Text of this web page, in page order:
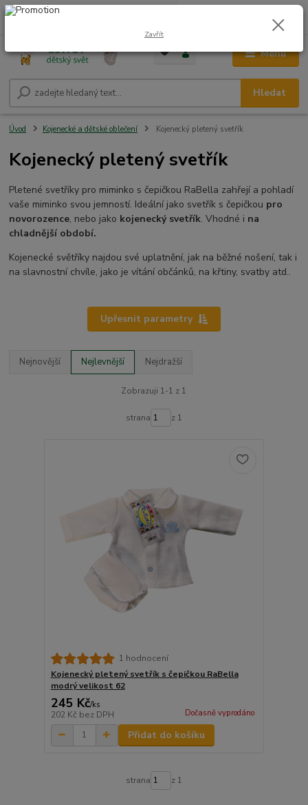
Menu
Hledat
+420 604 278 943 0,00 Kč
Úvod Kojenecké a dětské oblečení Kojenecký pletený svetřík
Kojenecký pletený svetřík
Pletené svetříky pro miminko s čepičkou RaBella zahřejí a pohladí
vaše miminko svou jemností. Ideální jako svetřík s čepičkou pro
novorozence, nebo jako kojenecký svetřík. Vhodné i na
chladnější období.
Kojenecké světříky najdou své uplatnění, jak na běžné nošení, tak i
na slavnostní chvíle, jako je vítání občánků, na křtiny, svatby atd..
Upřesnit parametry
Nejnovější Nejlevnější Nejdražší
Zobrazuji 1-1 z 1
strana z 1
1 hodnocení
Kojenecký pletený svetřík s čepičkou RaBella
modrý velikost 62
245 Kč/ks
202 Kč bez DPH Dočasně vyprodáno
Přidat do košíku
strana z 1
Zavřít